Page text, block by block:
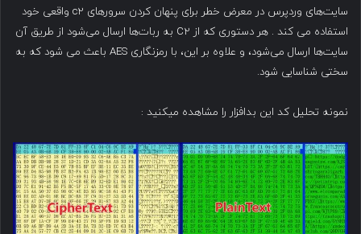
سایت‌های وردپرس در معرض خطر برای پنهان کردن سرورهای c2 واقعی خود
استفاده می کند . هر دستوری که از C2 به ربات‌ها ارسال می‌شود از طریق آن
سایت‌ها ارسال می‌شود، و علاوه بر این، با رمزنگاری AES باعث می شود که به
سختی شناسایی شود.
نمونه تحلیل کد این بدافزار را مشاهده میکنید :‌